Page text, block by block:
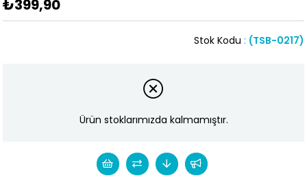
₺399,90
(TSB-0217)
Stok Kodu
Ürün stoklarımızda kalmamıştır.